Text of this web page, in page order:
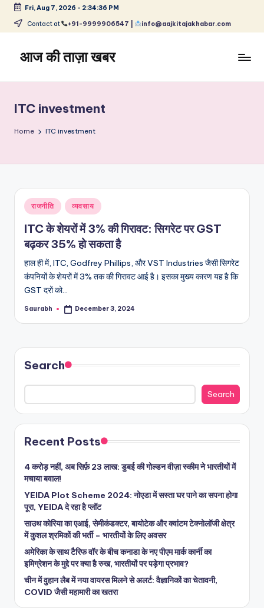
Skip
content
Fri, Aug 7, 2026 - 2:34:36 PM
Contact at +91-9999906547 | info@aajkitajakhabar.com
आज की ताज़ा खबर
ताज़ा
समाचार
–
और
विश्व
ITC investment
Home ITC investment
Posted
in
राजनीति व्यवसाय
ITC के शेयरों में 3% की गिरावट: सिगरेट पर GST
बढ़कर 35% हो सकता है
हाल ही में, ITC, Godfrey Phillips, और VST Industries जैसी सिगरेट
कंपनियों के शेयरों में 3% तक की गिरावट आई है। इसका मुख्य कारण यह है कि
GST दरों को…
Posted
Saurabh December 3, 2024
Search
Search
Recent Posts
4 करोड़ नहीं, अब सिर्फ़ 23 लाख: डुबई की गोल्डन वीज़ा स्कीम ने भारतीयों में
मचाया बवाल!
YEIDA Plot Scheme 2024: नोएडा में सस्ता घर पाने का सपना होगा
पूरा, YEIDA दे रहा है प्लॉट
साउथ कोरिया का एआई, सेमीकंडक्टर, बायोटेक और क्वांटम टेक्नोलॉजी क्षेत्र
में कुशल श्रमिकों की भर्ती – भारतीयों के लिए अवसर
अमेरिका के साथ टैरिफ वॉर के बीच कनाडा के नए पीएम मार्क कार्नी का
इमिग्रेशन के मुद्दे पर क्या है रुख, भारतीयों पर पड़ेगा प्रभाव?
चीन में वुहान लैब में नया वायरस मिलने से अलर्ट: वैज्ञानिकों का चेतावनी,
COVID जैसी महामारी का खतरा